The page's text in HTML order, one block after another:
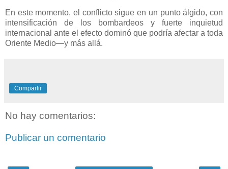
En este momento, el conflicto sigue en un punto álgido, con
intensificación de los bombardeos y fuerte inquietud
internacional ante el efecto dominó que podría afectar a toda
Oriente Medio—y más allá.
Compartir
No hay comentarios:
Publicar un comentario